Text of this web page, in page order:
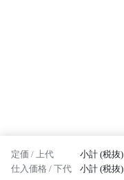
定価 / 上代 小計 (税抜)
仕入価格 / 下代 小計 (税抜)